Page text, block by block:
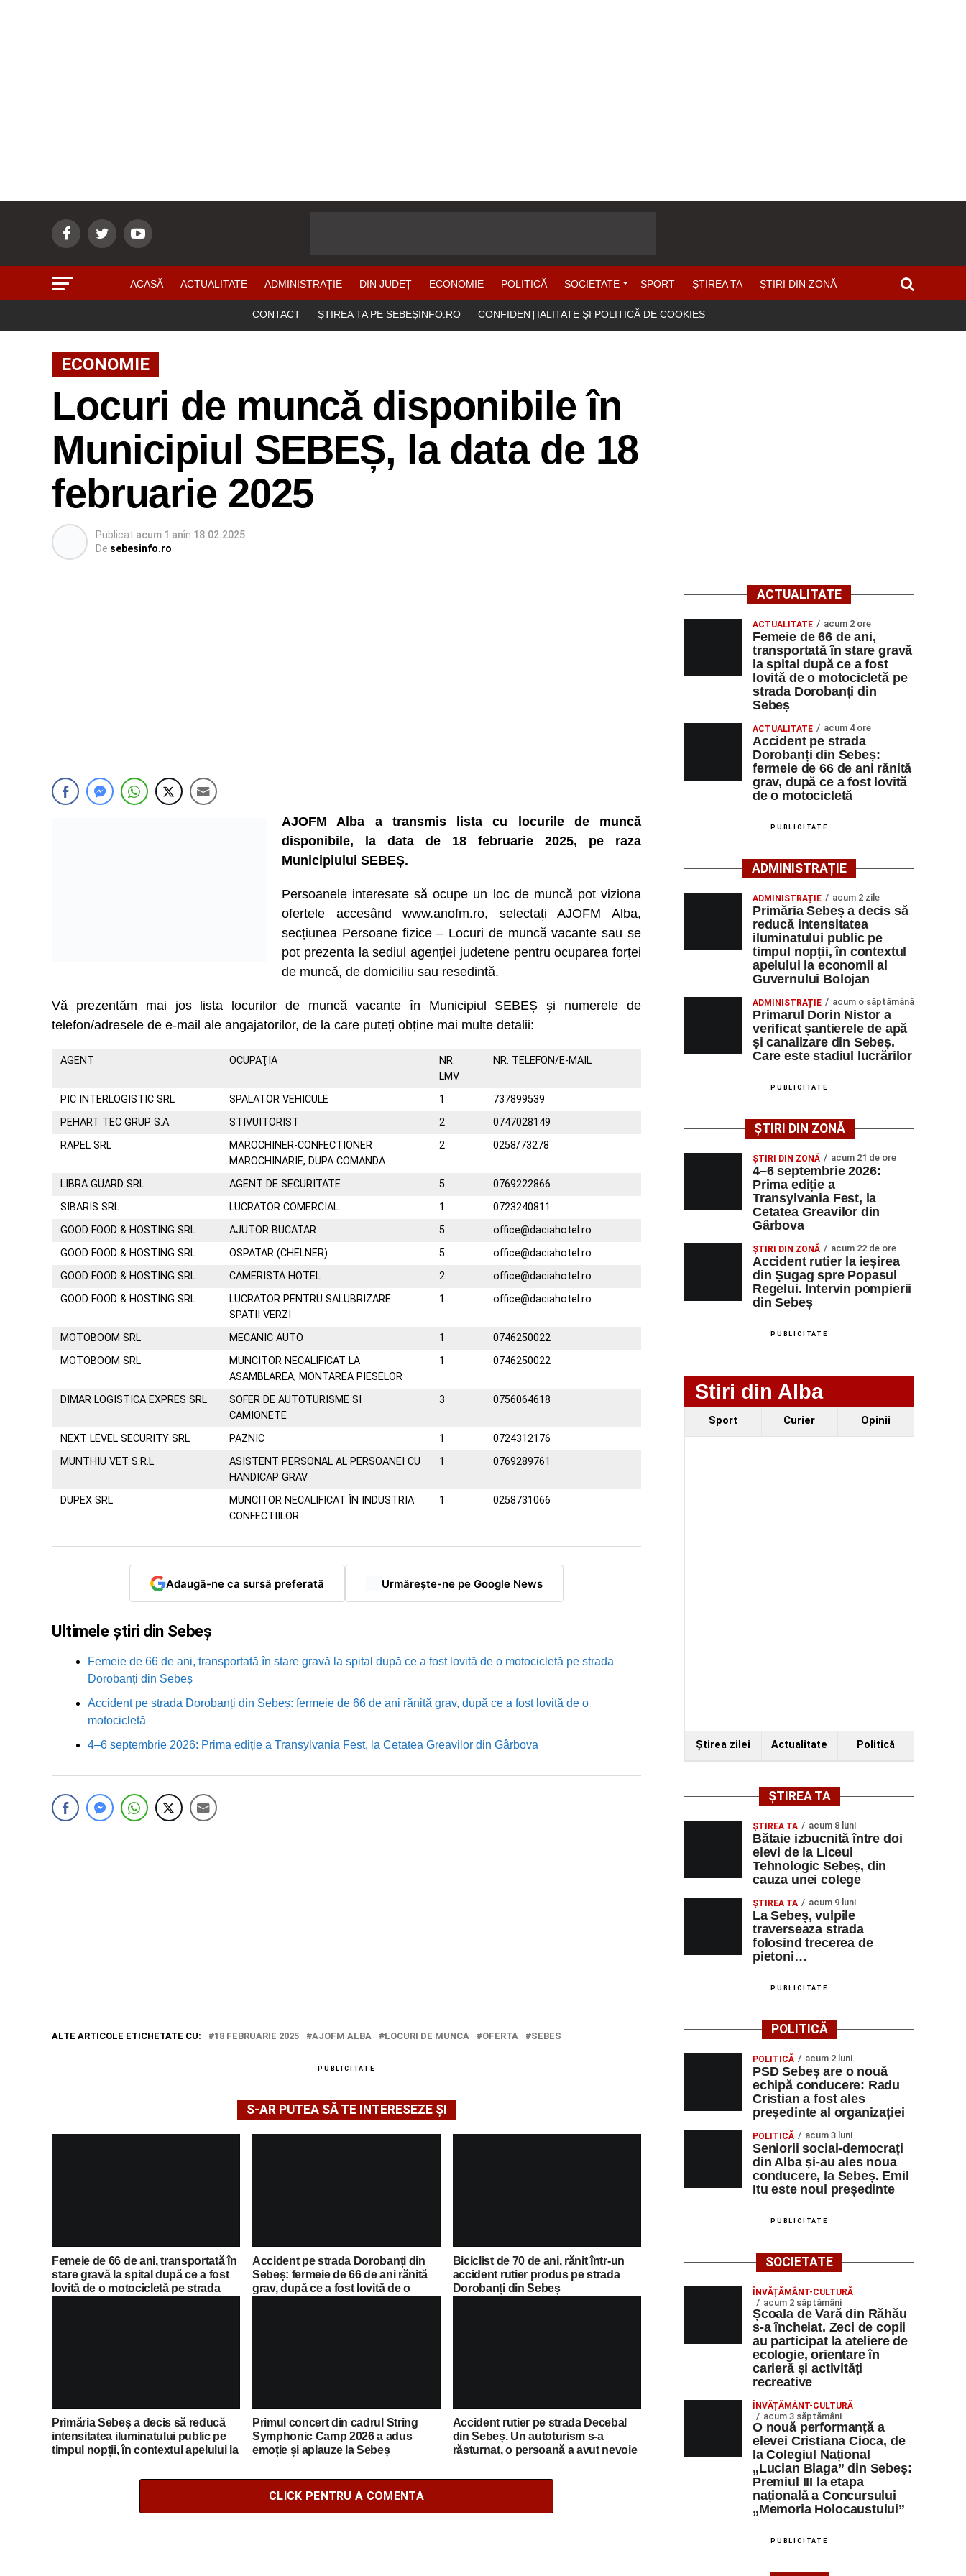
ACASĂ ACTUALITATE ADMINISTRAȚIE DIN JUDEȚ ECONOMIE POLITICĂ SOCIETATE SPORT ŞTIREA TA ȘTIRI DIN ZONĂ
CONTACT ȘTIREA TA PE SEBEȘINFO.RO CONFIDENȚIALITATE ȘI POLITICĂ DE COOKIES
ECONOMIE
Locuri de muncă disponibile în
Municipiul SEBEȘ, la data de 18
februarie 2025
Publicat acum 1 anîn 18.02.2025
De sebesinfo.ro
AJOFM Alba a transmis lista cu locurile de muncă
disponibile, la data de 18 februarie 2025, pe raza
Municipiului SEBEȘ.
Persoanele interesate să ocupe un loc de muncă pot viziona
ofertele accesând www.anofm.ro, selectați AJOFM Alba,
secțiunea Persoane fizice – Locuri de muncă vacante sau se
pot prezenta la sediul agenției judetene pentru ocuparea forței
de muncă, de domiciliu sau resedintă.
Vă prezentăm mai jos lista locurilor de muncă vacante în Municipiul SEBEȘ și numerele de
telefon/adresele de e-mail ale angajatorilor, de la care puteți obține mai multe detalii:
AGENT OCUPAŢIA
NR.
LMV
NR. TELEFON/E-MAIL
PIC INTERLOGISTIC SRL SPALATOR VEHICULE 1
737899539
PEHART TEC GRUP S.A.
STIVUITORIST 2
0747028149
RAPEL SRL
MAROCHINER-CONFECTIONER
MAROCHINARIE, DUPA COMANDA
2 0258/73278
LIBRA GUARD SRL AGENT DE SECURITATE 5
0769222866
SIBARIS SRL
LUCRATOR COMERCIAL 1
0723240811
GOOD FOOD & HOSTING SRL
AJUTOR BUCATAR 5
office@daciahotel.ro
GOOD FOOD & HOSTING SRL
OSPATAR (CHELNER) 5
office@daciahotel.ro
GOOD FOOD & HOSTING SRL
CAMERISTA HOTEL 2
office@daciahotel.ro
GOOD FOOD & HOSTING SRL
LUCRATOR PENTRU SALUBRIZARE
SPATII VERZI
1 office@daciahotel.ro
MOTOBOOM SRL MECANIC AUTO 1
0746250022
MOTOBOOM SRL
MUNCITOR NECALIFICAT LA
ASAMBLAREA, MONTAREA PIESELOR
1 0746250022
DIMAR LOGISTICA EXPRES SRL
SOFER DE AUTOTURISME SI
CAMIONETE
3 0756064618
NEXT LEVEL SECURITY SRL PAZNIC 1
0724312176
MUNTHIU VET S.R.L.
ASISTENT PERSONAL AL PERSOANEI CU
HANDICAP GRAV
1 0769289761
DUPEX SRL
MUNCITOR NECALIFICAT ÎN INDUSTRIA
CONFECTIILOR
1 0258731066
Adaugă-ne ca sursă preferată Urmărește-ne pe Google News
Ultimele știri din Sebeș
Femeie de 66 de ani, transportată în stare gravă la spital după ce a fost lovită de o motocicletă pe strada
Dorobanți din Sebeș
Accident pe strada Dorobanți din Sebeș: fermeie de 66 de ani rănită grav, după ce a fost lovită de o
motocicletă
4–6 septembrie 2026: Prima ediție a Transylvania Fest, la Cetatea Greavilor din Gârbova
ALTE ARTICOLE ETICHETATE CU: 18 FEBRUARIE 2025 AJOFM ALBA LOCURI DE MUNCA OFERTA SEBES
PUBLICITATE
S-AR PUTEA SĂ TE INTERESEZE ȘI
Femeie de 66 de ani, transportată în
stare gravă la spital după ce a fost
lovită de o motocicletă pe strada
Accident pe strada Dorobanți din
Sebeș: fermeie de 66 de ani rănită
grav, după ce a fost lovită de o
Biciclist de 70 de ani, rănit într-un
accident rutier produs pe strada
Dorobanți din Sebeș
Primăria Sebeș a decis să reducă
intensitatea iluminatului public pe
timpul nopții, în contextul apelului la
Primul concert din cadrul String
Symphonic Camp 2026 a adus
emoție și aplauze la Sebeș
Accident rutier pe strada Decebal
din Sebeș. Un autoturism s-a
răsturnat, o persoană a avut nevoie
CLICK PENTRU A COMENTA
ACTUALITATE
ACTUALITATE acum 2 ore
Femeie de 66 de ani,
transportată în stare gravă
la spital după ce a fost
lovită de o motocicletă pe
strada Dorobanți din
Sebeș
ACTUALITATE acum 4 ore
Accident pe strada
Dorobanți din Sebeș:
fermeie de 66 de ani rănită
grav, după ce a fost lovită
de o motocicletă
PUBLICITATE
ADMINISTRAȚIE
ADMINISTRAȚIE acum 2 zile
Primăria Sebeș a decis să
reducă intensitatea
iluminatului public pe
timpul nopții, în contextul
apelului la economii al
Guvernului Bolojan
ADMINISTRAȚIE acum o săptămână
Primarul Dorin Nistor a
verificat șantierele de apă
și canalizare din Sebeș.
Care este stadiul lucrărilor
PUBLICITATE
ȘTIRI DIN ZONĂ
ȘTIRI DIN ZONĂ acum 21 de ore
4–6 septembrie 2026:
Prima ediție a
Transylvania Fest, la
Cetatea Greavilor din
Gârbova
ȘTIRI DIN ZONĂ acum 22 de ore
Accident rutier la ieșirea
din Șugag spre Popasul
Regelui. Intervin pompierii
din Sebeș
PUBLICITATE
Stiri din Alba
Sport Curier Opinii
Ştirea zilei Actualitate Politică
ȘTIREA TA
ŞTIREA TA acum 8 luni
Bătaie izbucnită între doi
elevi de la Liceul
Tehnologic Sebeș, din
cauza unei colege
ŞTIREA TA acum 9 luni
La Sebeș, vulpile
traverseaza strada
folosind trecerea de
pietoni…
PUBLICITATE
POLITICĂ
POLITICĂ acum 2 luni
PSD Sebeș are o nouă
echipă conducere: Radu
Cristian a fost ales
președinte al organizației
POLITICĂ acum 3 luni
Seniorii social-democrați
din Alba și-au ales noua
conducere, la Sebeș. Emil
Itu este noul președinte
PUBLICITATE
SOCIETATE
ÎNVĂȚĂMÂNT-CULTURĂ
acum 2 săptămâni
Școala de Vară din Răhău
s-a încheiat. Zeci de copii
au participat la ateliere de
ecologie, orientare în
carieră și activități
recreative
ÎNVĂȚĂMÂNT-CULTURĂ
acum 3 săptămâni
O nouă performanță a
elevei Cristiana Cioca, de
la Colegiul Național
„Lucian Blaga” din Sebeș:
Premiul III la etapa
națională a Concursului
„Memoria Holocaustului”
PUBLICITATE